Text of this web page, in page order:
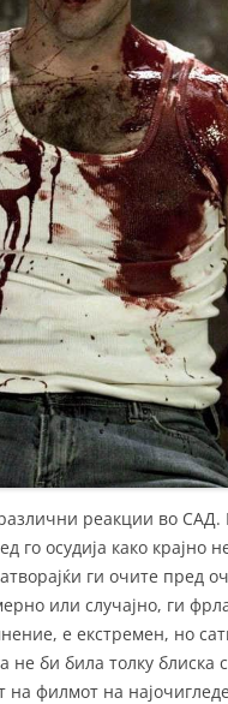
реакции во САД.
го осудија како крајно
ги очите пред
или случајно, ги
е екстремен, но
не би била толку блиска
на филмот на